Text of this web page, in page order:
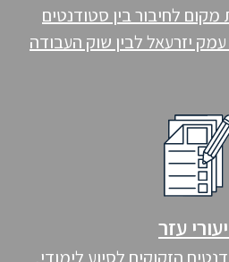
לחיבור בין סטודנטים
יזרעאל לבין שוק העבודה
עזר
הזקוקים לסיוע לימודי,